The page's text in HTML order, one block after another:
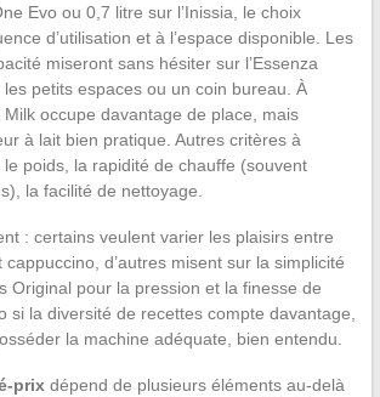
Evo ou 0,7 litre sur l’Inissia, le choix
d’utilisation et à l’espace disponible. Les
miseront sans hésiter sur l’Essenza
petits espaces ou un coin bureau. À
Milk occupe davantage de place, mais
à lait bien pratique. Autres critères à
poids, la rapidité de chauffe (souvent
la facilité de nettoyage.
: certains veulent varier les plaisirs entre
d’autres misent sur la simplicité
Original pour la pression et la finesse de
si la diversité de recettes compte davantage,
la machine adéquate, bien entendu.
prixdépend de plusieurs éléments au-delà